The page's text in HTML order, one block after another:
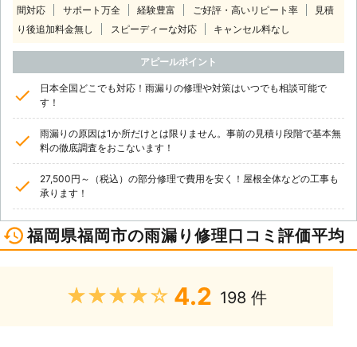
間対応
サポート万全 経験豊富 ご好評・高いリピート率
見積
り後追加料金無し
スピーディーな対応 キャンセル料なし
アピールポイント
日本全国どこでも対応！雨漏りの修理や対策はいつでも相談可能で
す！
雨漏りの原因は1か所だけとは限りません。事前の見積り段階で基本無
料の徹底調査をおこないます！
27,500円～（税込）の部分修理で費用を安く！屋根全体などの工事も
承ります！
福岡県福岡市の雨漏り修理口コミ評価平均
★★★★★ 4.2 198 件